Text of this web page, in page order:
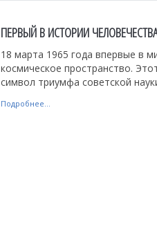
ПЕРВЫЙ В ИСТОРИИ
18 марта 1965 года впервые в
космическое пространство.
символ триумфа советской
Подробнее...